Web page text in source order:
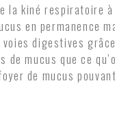
la kiné respiratoire à
en permanence
voies digestives
de mucus que ce
de mucus pouvant